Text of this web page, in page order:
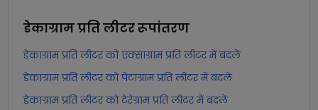
डेकाग्राम प्रति लीटररूपांतरण
डेकाग्राम प्रति लीटर को एक्साग्राम प्रति लीटर में बदलें
डेकाग्राम प्रति लीटर को पेटाग्राम प्रति लीटर में बदलें
डेकाग्राम प्रति लीटर को टेरेग्राम प्रति लीटर में बदलें